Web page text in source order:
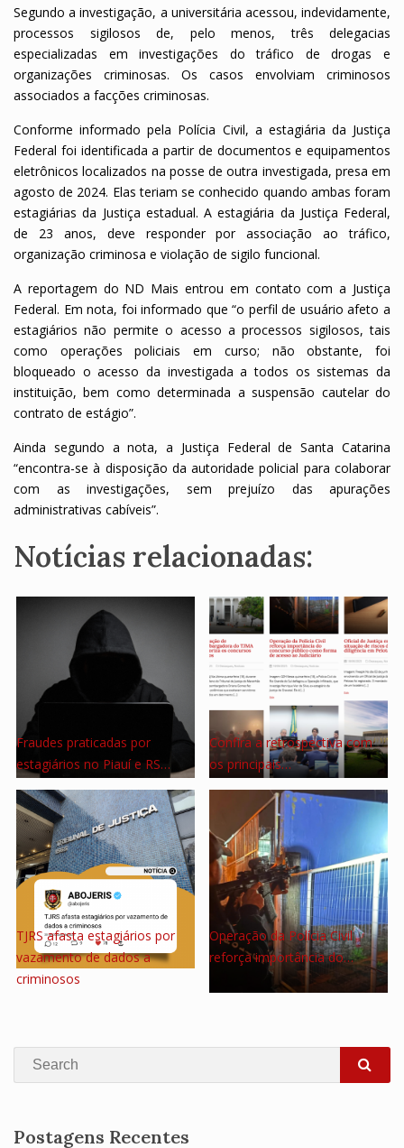
Segundo a investigação, a universitária acessou, indevidamente,
processos sigilosos de, pelo menos, três delegacias
especializadas em investigações do tráfico de drogas e
organizações criminosas. Os casos envolviam criminosos
associados a facções criminosas.
Conforme informado pela Polícia Civil, a estagiária da Justiça
Federal foi identificada a partir de documentos e equipamentos
eletrônicos localizados na posse de outra investigada, presa em
agosto de 2024. Elas teriam se conhecido quando ambas foram
estagiárias da Justiça estadual. A estagiária da Justiça Federal,
de 23 anos, deve responder por associação ao tráfico,
organização criminosa e violação de sigilo funcional.
A reportagem do ND Mais entrou em contato com a Justiça
Federal. Em nota, foi informado que “o perfil de usuário afeto a
estagiários não permite o acesso a processos sigilosos, tais
como operações policiais em curso; não obstante, foi
bloqueado o acesso da investigada a todos os sistemas da
instituição, bem como determinada a suspensão cautelar do
contrato de estágio”.
Ainda segundo a nota, a Justiça Federal de Santa Catarina
“encontra-se à disposição da autoridade policial para colaborar
com as investigações, sem prejuízo das apurações
administrativas cabíveis”.
Notícias relacionadas:
Fraudes praticadas por
estagiários no Piauí e RS…
Confira a retrospectiva com
os principais…
TJRS afasta estagiários por
vazamento de dados a
criminosos
Operação da Polícia Civil
reforça importância do…
Search
Postagens Recentes